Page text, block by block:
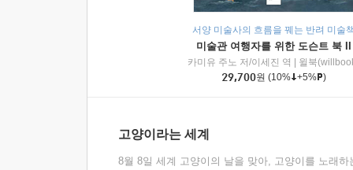
서양 미술사의 흐름을 꿰는 반려 미술
미술관 여행자를 위한 도슨트 북 II
카미유 주노 저/이세진 역
윌북
29,700원 (10% +5% )
고양이라는 세계
8월 8일 세계 고양이의 날을 맞아, 고양이를 노래하